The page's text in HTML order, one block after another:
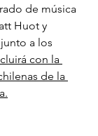
de música
Huot y
a los
con la
de la